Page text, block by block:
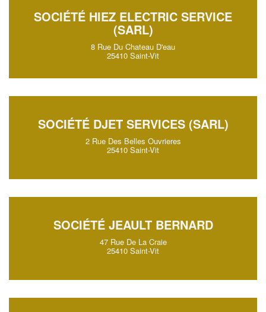
SOCIÉTÉ HIEZ ELECTRIC SERVICE
(SARL)
8 Rue Du Chateau D'eau
25410 Saint-Vit
SOCIÉTÉ DJET SERVICES (SARL)
2 Rue Des Belles Ouvrieres
25410 Saint-Vit
SOCIÉTÉ JEAULT BERNARD
47 Rue De La Craie
25410 Saint-Vit